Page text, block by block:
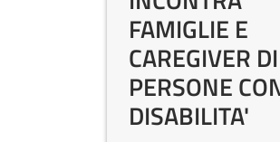
FAMIGLIE E
CAREGIVER DI
PERSONE
DISABILITA'